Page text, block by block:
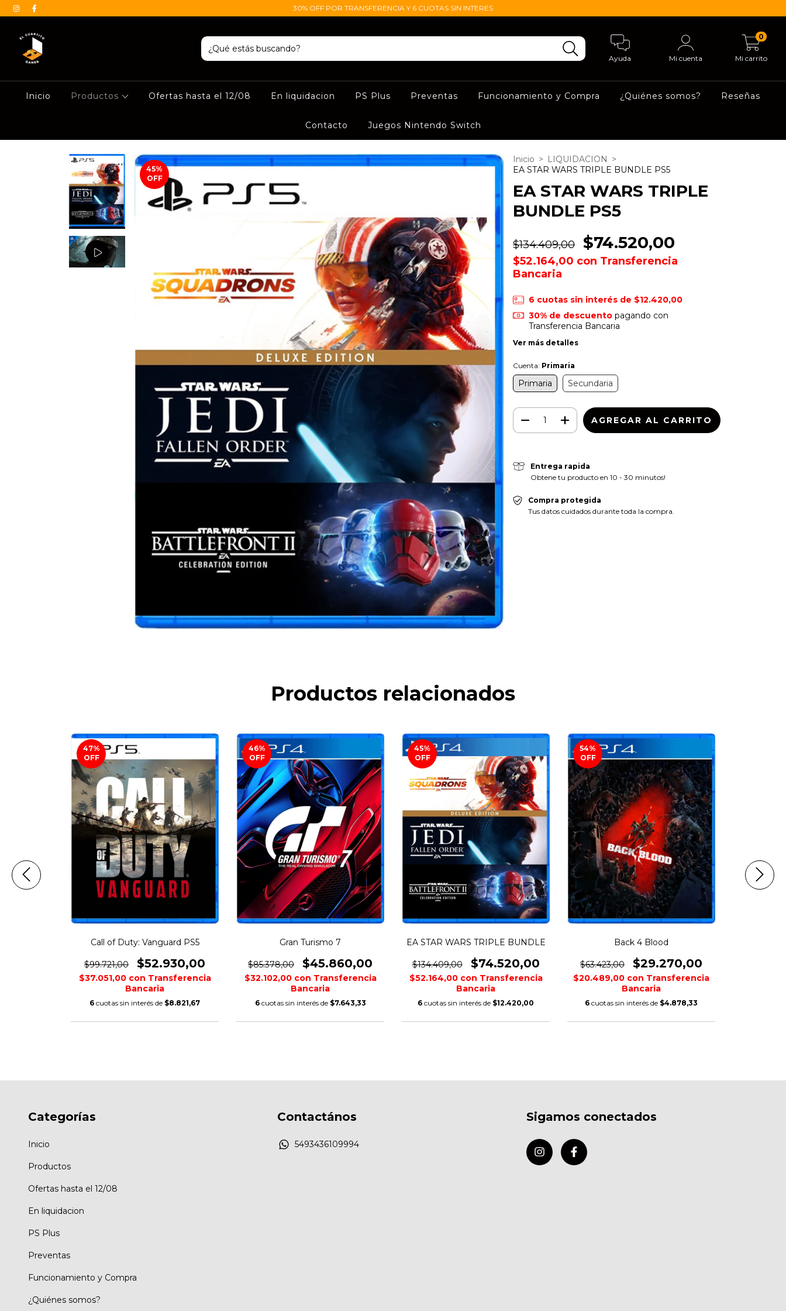
30% OFF POR TRANSFERENCIA Y 6 CUOTAS SIN INTERES
Ayuda Mi cuenta Mi carrito
0
Inicio Productos Ofertas hasta el 12/08 En liquidacion PS Plus Preventas Funcionamiento y Compra ¿Quiénes somos? Reseñas
Contacto Juegos Nintendo Switch
45%
OFF
Inicio > LIQUIDACION >
EA STAR WARS TRIPLE BUNDLE PS5
EA STAR WARS TRIPLE
BUNDLE PS5
$134.409,00 $74.520,00
$52.164,00 con Transferencia
Bancaria
6 cuotas sin interés de $12.420,00
30% de descuentopagando con
Transferencia Bancaria
Ver más detalles
Cuenta: Primaria
Primaria Secundaria
Entrega rapida
Obtene tu producto en 10 - 30 minutos!
Compra protegida
Tus datos cuidados durante toda la compra.
Productos relacionados
47%
OFF
Call of Duty: Vanguard PS5
$99.721,00 $52.930,00
$37.051,00 con Transferencia
Bancaria
6 cuotas sin interés de $8.821,67
46%
OFF
Gran Turismo 7
$85.378,00 $45.860,00
$32.102,00 con Transferencia
Bancaria
6 cuotas sin interés de $7.643,33
45%
OFF
EA STAR WARS TRIPLE BUNDLE
$134.409,00 $74.520,00
$52.164,00 con Transferencia
Bancaria
6 cuotas sin interés de $12.420,00
54%
OFF
Back 4 Blood
$63.423,00 $29.270,00
$20.489,00 con Transferencia
Bancaria
6 cuotas sin interés de $4.878,33
Categorías
Inicio
Productos
Ofertas hasta el 12/08
En liquidacion
PS Plus
Preventas
Funcionamiento y Compra
¿Quiénes somos?
Contactános
5493436109994
Sigamos conectados